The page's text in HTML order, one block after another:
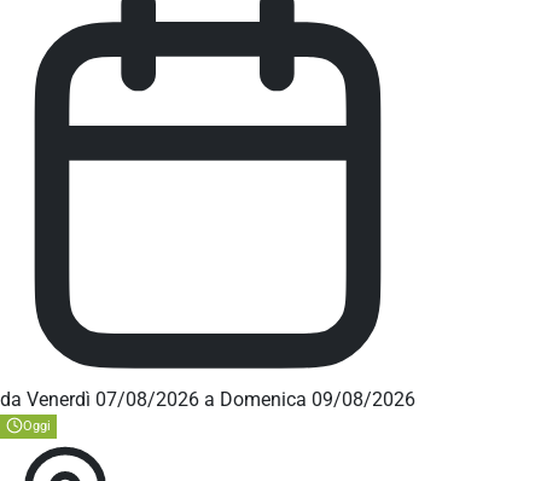
da Venerdì 07/08/2026 a Domenica 09/08/2026
Oggi